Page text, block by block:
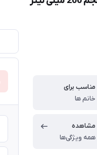
مناسب برای
خانم ها
مشاهده
همه ویژگی‌ها